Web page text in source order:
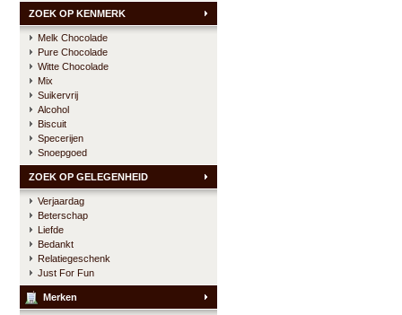
ZOEK OP KENMERK
Melk Chocolade
Pure Chocolade
Witte Chocolade
Mix
Suikervrij
Alcohol
Biscuit
Specerijen
Snoepgoed
ZOEK OP GELEGENHEID
Verjaardag
Beterschap
Liefde
Bedankt
Relatiegeschenk
Just For Fun
Merken